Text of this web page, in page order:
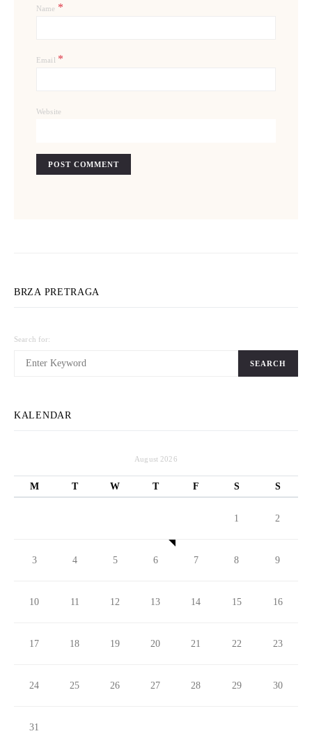
Name *
Email *
Website
BRZA PRETRAGA
Search for:
SEARCH
KALENDAR
August 2026
M T W T F S S
1 2
3 4 5 6 7 8 9
10 11 12 13 14 15 16
17 18 19 20 21 22 23
24 25 26 27 28 29 30
31